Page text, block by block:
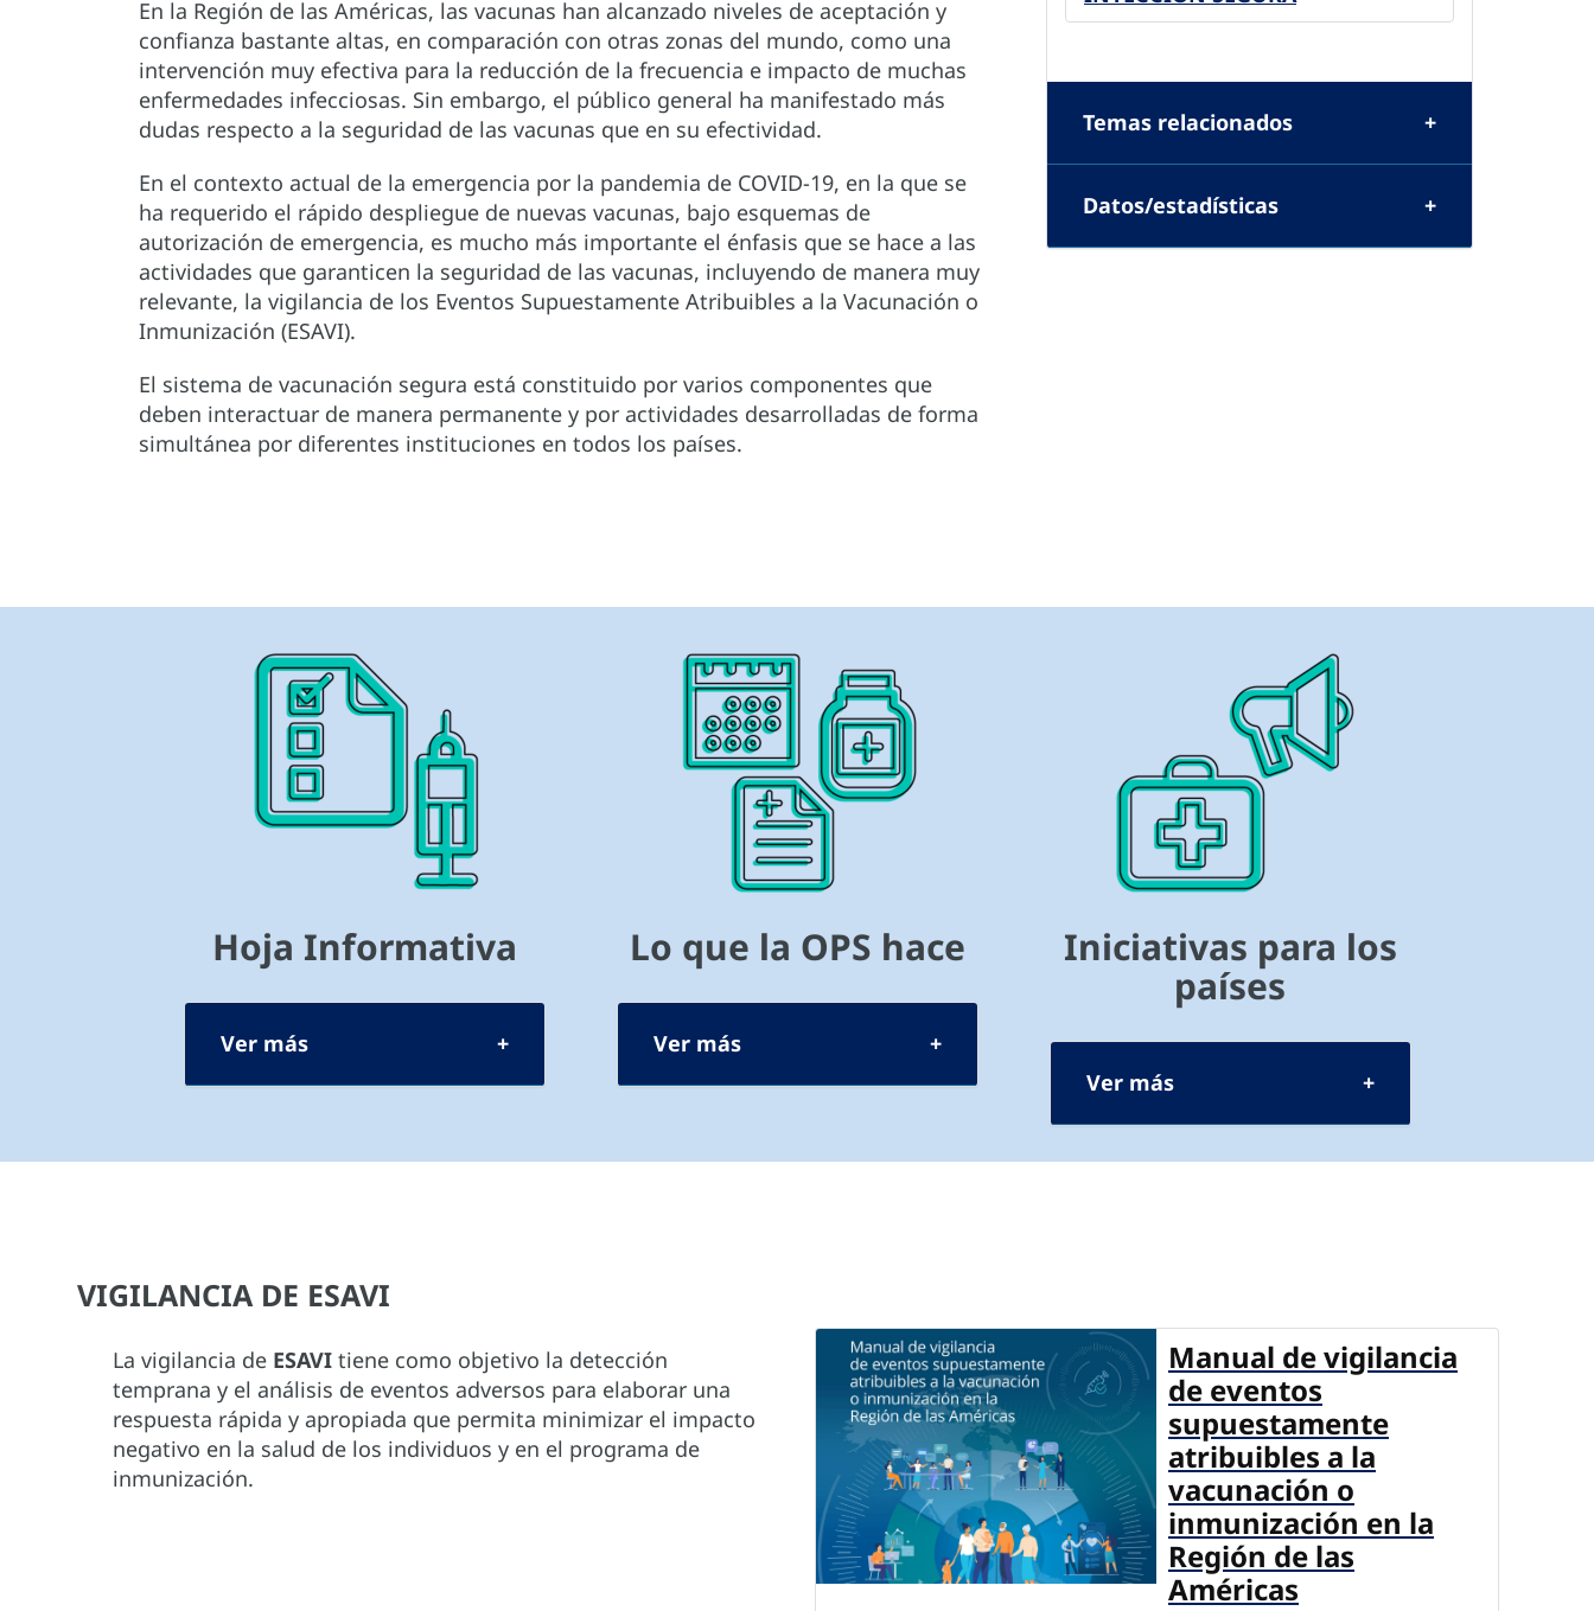
En la Región de las Américas, las vacunas han alcanzado niveles de aceptación y
confianza bastante altas, en comparación con otras zonas del mundo, como una
intervención muy efectiva para la reducción de la frecuencia e impacto de muchas
enfermedades infecciosas. Sin embargo, el público general ha manifestado más
dudas respecto a la seguridad de las vacunas que en su efectividad.
En el contexto actual de la emergencia por la pandemia de COVID-19, en la que se
ha requerido el rápido despliegue de nuevas vacunas, bajo esquemas de
autorización de emergencia, es mucho más importante el énfasis que se hace a las
actividades que garanticen la seguridad de las vacunas, incluyendo de manera muy
relevante, la vigilancia de los Eventos Supuestamente Atribuibles a la Vacunación o
Inmunización (ESAVI).
El sistema de vacunación segura está constituido por varios componentes que
deben interactuar de manera permanente y por actividades desarrolladas de forma
simultánea por diferentes instituciones en todos los países.
Temas relacionados
Datos/estadísticas
Hoja Informativa
Ver más
Lo que la OPS hace
Ver más
Iniciativas para los
países
Ver más
VIGILANCIA DE ESAVI
La vigilancia de ESAVI tiene como objetivo la detección
temprana y el análisis de eventos adversos para elaborar una
respuesta rápida y apropiada que permita minimizar el impacto
negativo en la salud de los individuos y en el programa de
inmunización.
Manual de vigilancia
de eventos
supuestamente
atribuibles a la
vacunación o
inmunización en la
Región de las
Américas